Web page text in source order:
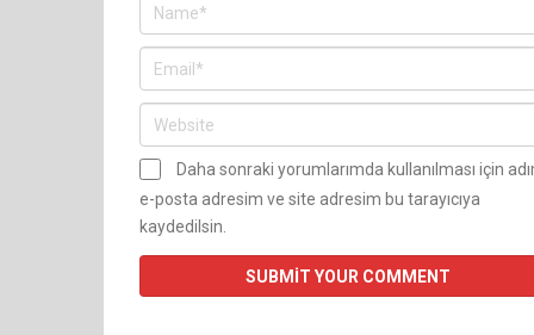
Daha sonraki yorumlarımda kullanılması için
e-posta adresim ve site adresim bu tarayıcıya
kaydedilsin.